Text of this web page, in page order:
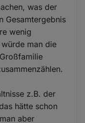
was der
Gesamtergebnis
wenig
man die
z.B. der
hätte schon
aber